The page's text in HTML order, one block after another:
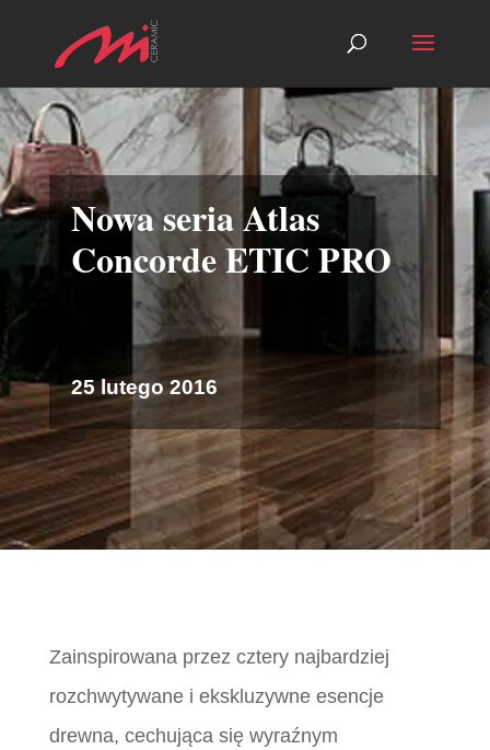
Nowa seria Atlas
Concorde ETIC PRO
25 lutego 2016
Zainspirowana przez cztery najbardziej
rozchwytywane i ekskluzywne esencje
drewna, cechująca się wyraźnym